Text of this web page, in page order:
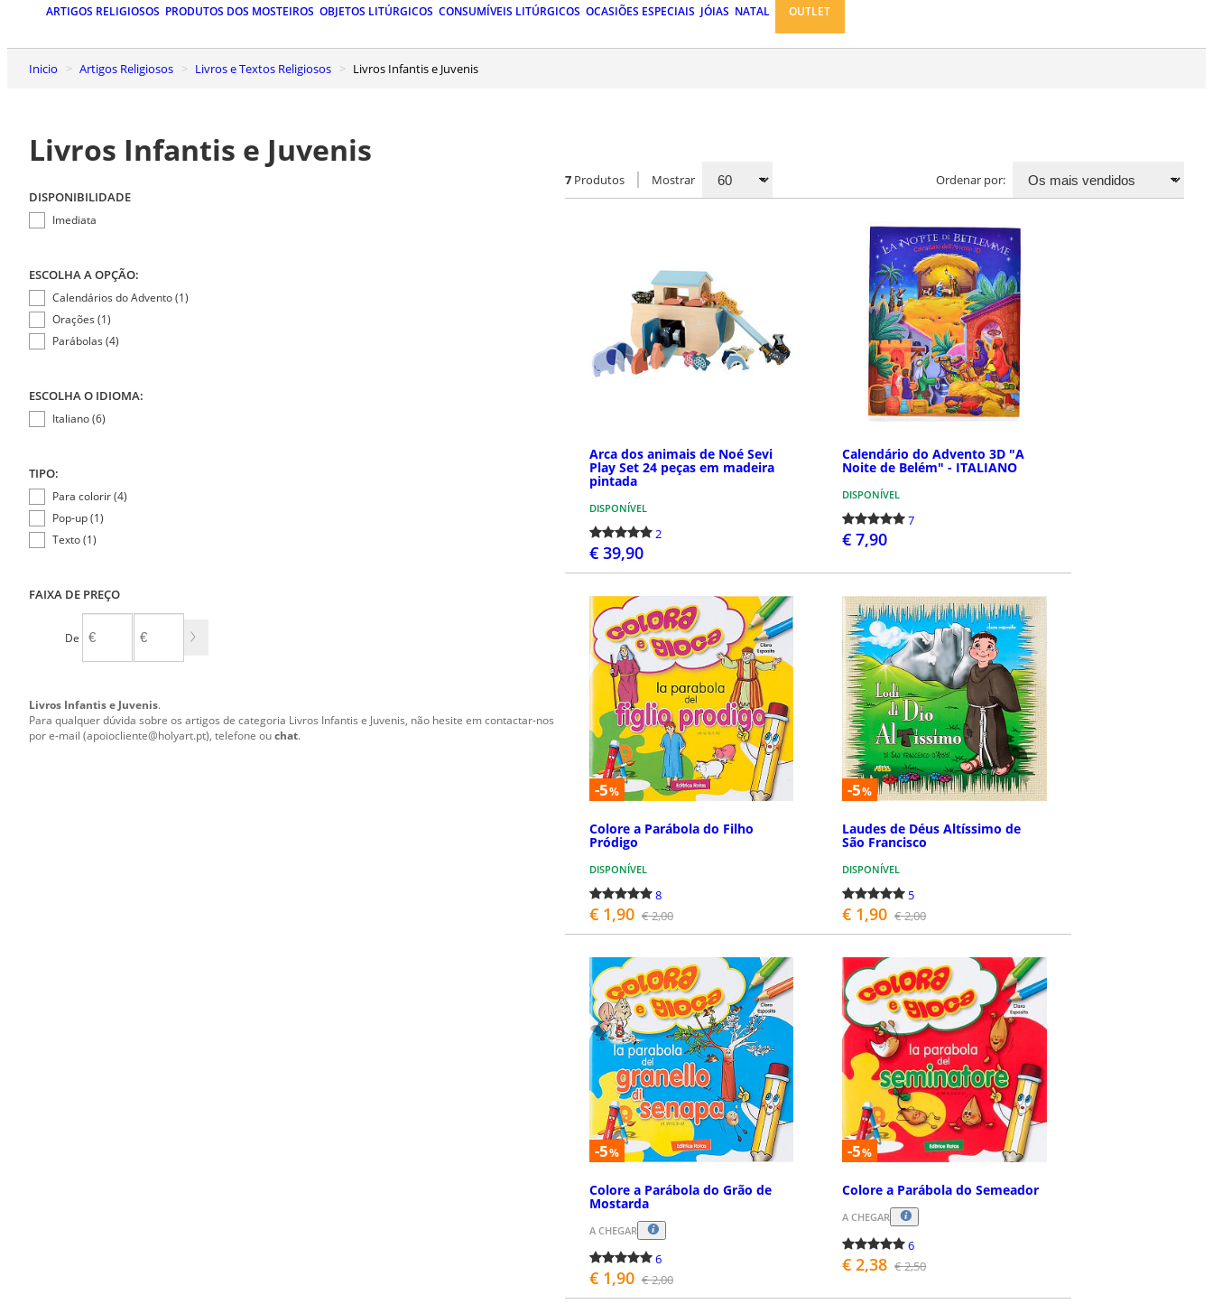
ARTIGOS RELIGIOSOS PRODUTOS DOS MOSTEIROS OBJETOS LITÚRGICOS CONSUMÍVEIS LITÚRGICOS OCASIÕES ESPECIAIS JÓIAS NATAL OUTLET
Inicio Artigos Religiosos Livros e Textos Religiosos Livros Infantis e Juvenis
Livros Infantis e Juvenis
DISPONIBILIDADE
Imediata
ESCOLHA A OPÇÃO:
Calendários do Advento (1)
Orações (1)
Parábolas (4)
ESCOLHA O IDIOMA:
Italiano (6)
TIPO:
Para colorir (4)
Pop-up (1)
Texto (1)
FAIXA DE PREÇO
De
Livros Infantis e Juvenis.
Para qualquer dúvida sobre os artigos de categoria Livros Infantis e Juvenis, não hesite em contactar-nos
por e-mail (apoiocliente@holyart.pt), telefone ouchat.
7 Produtos Mostrar Ordenar por:
Arca dos animais de Noé Sevi
Play Set 24 peças em madeira
pintada
DISPONÍVEL
2
€ 39,90
Calendário do Advento 3D "A
Noite de Belém" - ITALIANO
DISPONÍVEL
7
€ 7,90
-5%
Colore a Parábola do Filho
Pródigo
DISPONÍVEL
8
€ 1,90 € 2,00
-5%
Laudes de Déus Altíssimo de
São Francisco
DISPONÍVEL
5
€ 1,90 € 2,00
-5%
Colore a Parábola do Grão de
Mostarda
A CHEGAR
6
€ 1,90 € 2,00
-5%
Colore a Parábola do Semeador
A CHEGAR
6
€ 2,38 € 2,50